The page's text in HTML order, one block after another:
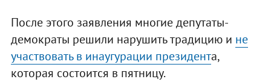
После этого заявления многие депутаты-
демократы решили нарушить традицию и не
участвовать в инаугурации президента,
которая состоится в пятницу.